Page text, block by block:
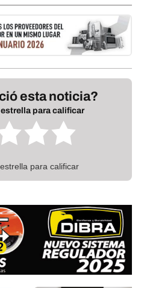
esta noticia?
para calificar
para calificar